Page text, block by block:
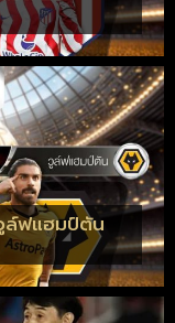
ล์ฟแฮมป์ตัน